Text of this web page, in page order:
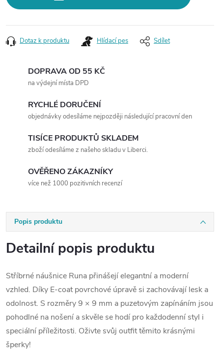
Dotaz k produktu Hlídací pes Sdílet
DOPRAVA OD 55 KČ
na výdejní místa DPD
RYCHLÉ DORUČENÍ
objednávky odesíláme nejpozději následující pracovní den
TISÍCE PRODUKTŮ SKLADEM
zboží odesíláme z našeho skladu v Liberci.
OVĚŘENO ZÁKAZNÍKY
více než 1000 pozitivních recenzí
Popis produktu
Detailní popis produktu
Stříbrné náušnice Runa přinášejí elegantní a moderní
vzhled. Díky E-coat povrchové úpravě si zachovávají lesk a
odolnost. S rozměry 9 × 9 mm a puzetovým zapínáním jsou
pohodlné na nošení a skvěle se hodí pro každodenní styl i
speciální příležitosti. Oživte svůj outfit těmito krásnými
šperky!